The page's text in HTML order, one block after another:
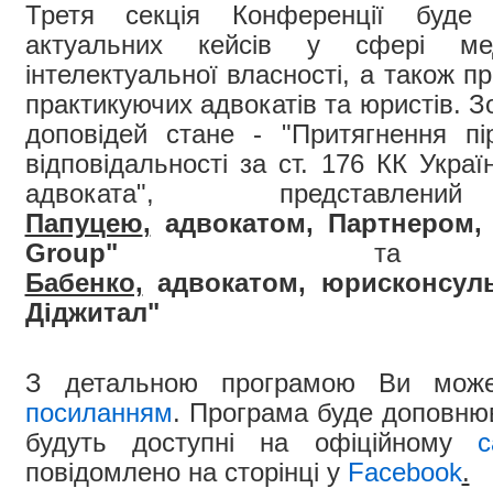
Третя секція Конференції буде
актуальних кейсів у сфері
інтелектуальної власності, а також
практикуючих адвокатів та юристів.
доповідей стане - "Притягнення
відповідальності за ст. 176 КК
адвоката",
Папуцею, адвокатом, Партнером,
Group"
Бабенко, адвокатом,
Діджитал"
З детальною програмою Ви
посиланням. Програма буде
будуть доступні на офіційному
повідомлено на сторінці у Facebook.